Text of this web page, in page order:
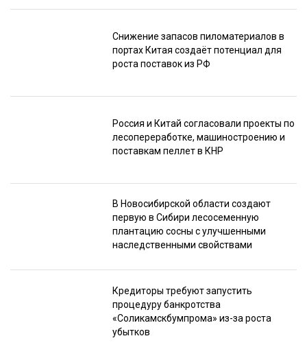
Снижение запасов пиломатериалов в
портах Китая создаёт потенциал для
роста поставок из РФ
Россия и Китай согласовали проекты по
лесопереработке, машиностроению и
поставкам пеллет в КНР
В Новосибирской области создают
первую в Сибири лесосеменную
плантацию сосны с улучшенными
наследственными свойствами
Кредиторы требуют запустить
процедуру банкротства
«Соликамскбумпрома» из-за роста
убытков